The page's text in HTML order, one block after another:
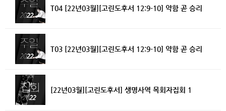
T04 [22년03월][고린도후서 12:9-10] 약함 곧 승리
T03 [22년03월][고린도후서 12:9-10] 약함 곧 승리
[22년03월][고린도후서] 생명사역 목회자집회 1